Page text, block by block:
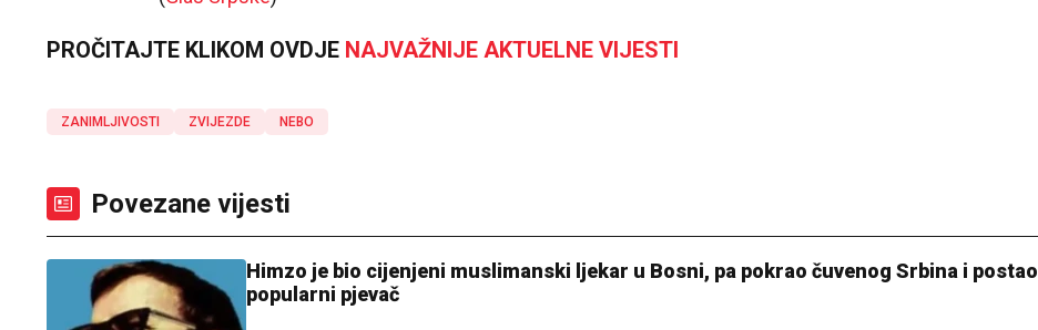
PROČITAJTE KLIKOM OVDJE NAJVAŽNIJE AKTUELNE VIJESTI
ZANIMLJIVOSTI ZVIJEZDE NEBO
Povezane vijesti
Himzo je bio cijenjeni muslimanski ljekar u Bosni, pa pokrao čuvenog Srbina i postao
popularni pjevač